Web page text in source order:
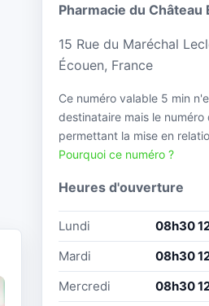
Pharmacie du Château
15 Rue du Maréchal
Écouen, France
Ce numéro valable 5 min
destinataire mais le numéro
permettant la mise en
Pourquoi ce numéro ?
Heures d'ouverture
Lundi
08h30
Mardi
08h30
Mercredi
08h30